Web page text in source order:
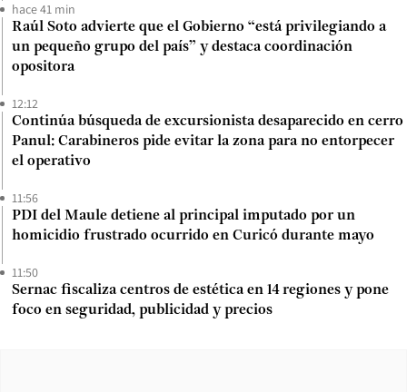
hace 41 min
Raúl Soto advierte que el Gobierno “está privilegiando a
un pequeño grupo del país” y destaca coordinación
opositora
12:12
Continúa búsqueda de excursionista desaparecido en cerro
Panul: Carabineros pide evitar la zona para no entorpecer
el operativo
11:56
PDI del Maule detiene al principal imputado por un
homicidio frustrado ocurrido en Curicó durante mayo
11:50
Sernac fiscaliza centros de estética en 14 regiones y pone
foco en seguridad, publicidad y precios